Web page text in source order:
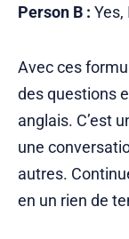
Person B : Yes,
Avec ces
des questions
anglais. C’est
une
autres.
en un rien de